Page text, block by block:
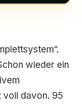
wieder ein
voll davon. 95